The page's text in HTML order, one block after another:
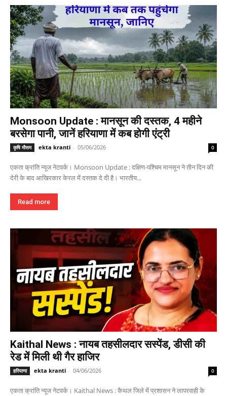
Monsoon Update : मानसून की दस्तक, 4 महीने
बरसेगा पानी, जानें हरियाणा में कब होगी एंट्री
कृषि मौसम ekta kranti - 05/06/2026 0
एकता क्रांति न्यूज नेटवर्क। Monsoon Update : दक्षिण-पश्चिम मानसून ने तीन दिन की
देरी के बाद आखिरकार केरल में दस्तक दे दी है। भारतीय...
Read more
Kaithal News : नायब तहसीलदार सस्पेंड, डीसी की
रेड में मिली थी गैर हाजिर
हरियाणा ekta kranti - 04/06/2026 0
एकता क्रांति न्यूज नेटवर्क। Kaithal News : कैथल जिले में प्रशासन ने लापरवाही के